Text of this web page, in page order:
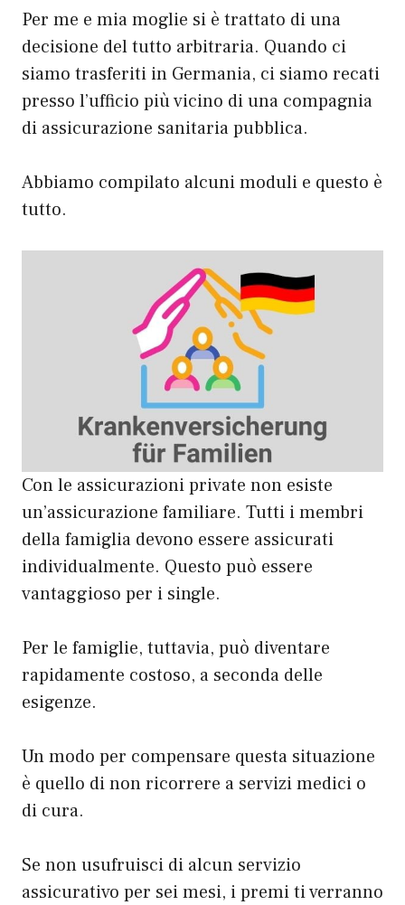
Per me e mia moglie si è trattato di una
decisione del tutto arbitraria. Quando ci
siamo trasferiti in Germania, ci siamo recati
presso l’ufficio più vicino di una compagnia
di assicurazione sanitaria pubblica.
Abbiamo compilato alcuni moduli e questo è
tutto.
Con le assicurazioni private non esiste
un’assicurazione familiare. Tutti i membri
della famiglia devono essere assicurati
individualmente. Questo può essere
vantaggioso per i single.
Per le famiglie, tuttavia, può diventare
rapidamente costoso, a seconda delle
esigenze.
Un modo per compensare questa situazione
è quello di non ricorrere a servizi medici o
di cura.
Se non usufruisci di alcun servizio
assicurativo per sei mesi, i premi ti verranno